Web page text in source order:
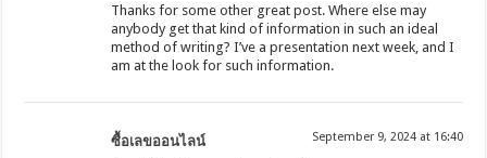
Thanks for some other great post. Where else may
anybody get that kind of information in such an ideal
method of writing? I’ve a presentation next week, and I
am at the look for such information.
ซื้อเลขออนไลน์ September 9, 2024 at 16:40